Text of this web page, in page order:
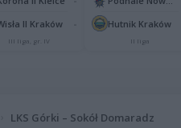
II Kraków
III liga, gr. IV
Hutnik Kraków
II liga
LKS Górki – Sokół Domaradz